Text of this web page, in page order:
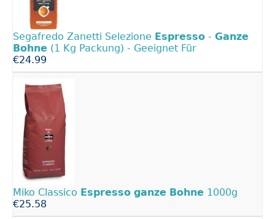
Segafredo Zanetti Selezione Espresso - Ganze
Bohne (1 Kg Packung) - Geeignet Für
€24.99
Miko Classico Espresso ganze Bohne 1000g
€25.58